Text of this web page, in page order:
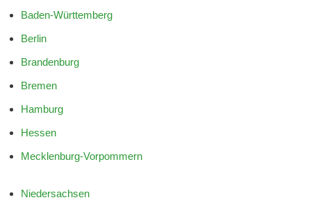
Baden-Württemberg
Berlin
Brandenburg
Bremen
Hamburg
Hessen
Mecklenburg-Vorpommern
Niedersachsen